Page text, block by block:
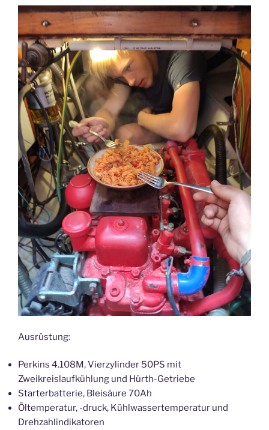
Ausrüstung:
Perkins 4.108M, Vierzylinder 50PS mit
Zweikreislaufkühlung und Hürth-Getriebe
Starterbatterie, Bleisäure 70Ah
Öltemperatur, -druck, Kühlwassertemperatur und
Drehzahlindikatoren